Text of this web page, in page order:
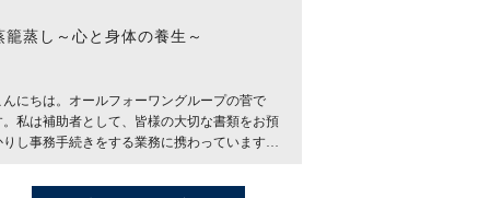
籠蒸し～心と身体の養生～
んにちは。オールフォーワングループの菅で
。私は補助者として、皆様の大切な書類をお預
りし事務手続きをする業務に携わっています…